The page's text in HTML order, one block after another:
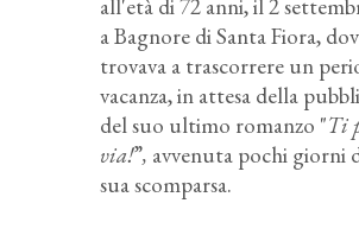
all'età di 72 anni, il 2
a Bagnore di Santa Fiora,
trovava a trascorrere un
vacanza, in attesa della
del suo ultimo romanzo "Ti
via!”, avvenuta pochi giorni
sua scomparsa.